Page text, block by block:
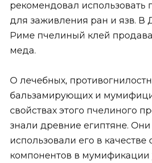
рекомендовал использовать
для заживления ран и язв. В
Риме пчелиный клей
меда.
О лечебных,
бальзамирующих и
свойствах этого пчелиного
знали древние египтяне. Они
использовали его в качестве
компонентов в